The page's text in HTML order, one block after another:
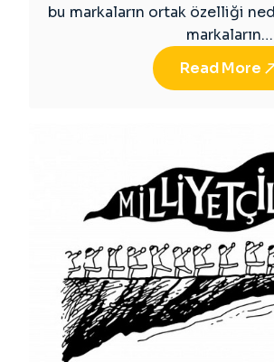
bu markaların ortak özelliği
markaların…
Read More